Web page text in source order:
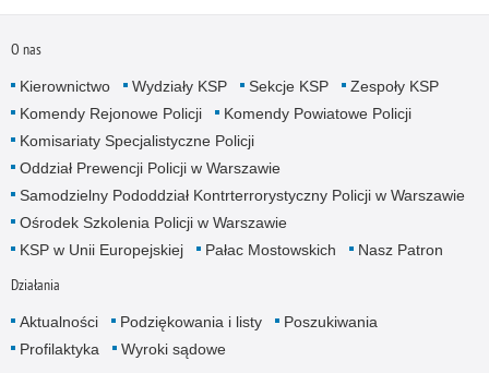
O nas
Kierownictwo Wydziały KSP Sekcje KSP
Zespoły KSP
Komendy Rejonowe Policji
Komendy Powiatowe Policji
Komisariaty Specjalistyczne Policji
Oddział Prewencji Policji w Warszawie
Samodzielny Pododdział Kontrterrorystyczny Policji w Warszawie
Ośrodek Szkolenia Policji w Warszawie
KSP w Unii Europejskiej
Pałac Mostowskich Nasz Patron
Działania
Aktualności Podziękowania i listy
Poszukiwania
Profilaktyka
Wyroki sądowe